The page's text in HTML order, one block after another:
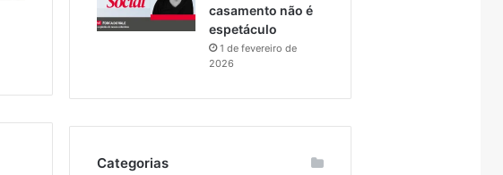
casamento não é
espetáculo
1 de fevereiro de
2026
Categorias